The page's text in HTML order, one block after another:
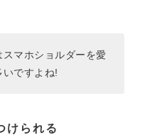
マホショルダーを愛
いですよね!
けられる